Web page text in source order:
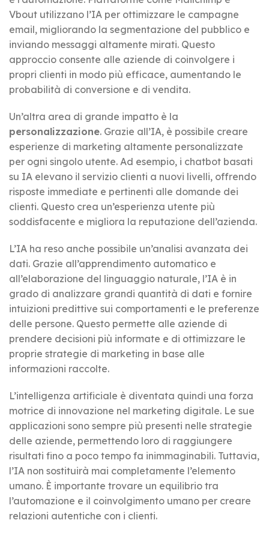
Vbout utilizzano l’IA per ottimizzare le campagne
email, migliorando la segmentazione del pubblico e
inviando messaggi altamente mirati. Questo
approccio consente alle aziende di coinvolgere i
propri clienti in modo più efficace, aumentando le
probabilità di conversione e di vendita.
Un’altra area di grande impatto è la
personalizzazione. Grazie all’IA, è possibile creare
esperienze di marketing altamente personalizzate
per ogni singolo utente. Ad esempio, i chatbot basati
su IA elevano il servizio clienti a nuovi livelli, offrendo
risposte immediate e pertinenti alle domande dei
clienti. Questo crea un’esperienza utente più
soddisfacente e migliora la reputazione dell’azienda.
L’IA ha reso anche possibile un’analisi avanzata dei
dati. Grazie all’apprendimento automatico e
all’elaborazione del linguaggio naturale, l’IA è in
grado di analizzare grandi quantità di dati e fornire
intuizioni predittive sui comportamenti e le preferenze
delle persone. Questo permette alle aziende di
prendere decisioni più informate e di ottimizzare le
proprie strategie di marketing in base alle
informazioni raccolte.
L’intelligenza artificiale è diventata quindi una forza
motrice di innovazione nel marketing digitale. Le sue
applicazioni sono sempre più presenti nelle strategie
delle aziende, permettendo loro di raggiungere
risultati fino a poco tempo fa inimmaginabili. Tuttavia,
l’IA non sostituirà mai completamente l’elemento
umano. È importante trovare un equilibrio tra
l’automazione e il coinvolgimento umano per creare
relazioni autentiche con i clienti.